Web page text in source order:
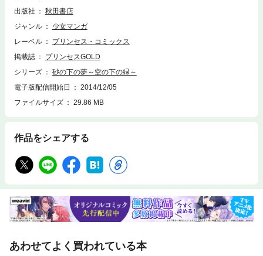
出版社
秋田書店
ジャンル
少女マンガ
レーベル
プリンセス・コミックス
掲載誌
プリンセスGOLD
シリーズ
砂の下の夢～空の下の緑～
電子版配信開始日
2014/12/05
ファイルサイズ
29.86 MB
作品をシェアする
あわせてよく買われている本